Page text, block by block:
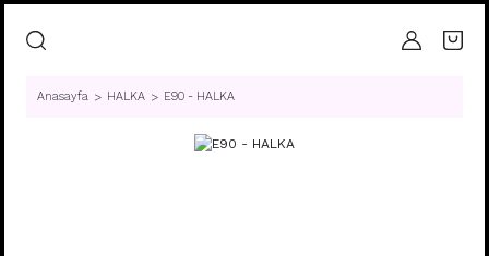
Anasayfa HALKA E90 - HALKA